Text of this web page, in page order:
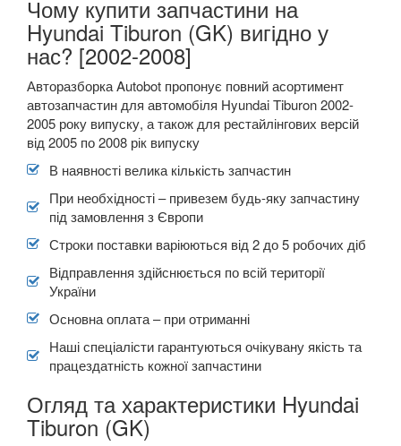
TESLA
TOYOTA
VOLKSWAGEN
VOLVO keyboard_arrow_down
В наявності!
Чому купити запчастини на
Hyundai Tiburon (GK) вигідно у
нас? [2002-2008]
Авторазборка Autobot пропонує повний асортимент
автозапчастин для автомобіля Hyundai Tiburon 2002-
2005 року випуску, а також для рестайлінгових версій
від 2005 по 2008 рік випуску
В наявності велика кількість запчастин
При необхідності – привезем будь-яку запчастину
під замовлення з Європи
Строки поставки варіюються від 2 до 5 робочих діб
Відправлення здійснюється по всій території
України
Основна оплата – при отриманні
Наші спеціалісти гарантуються очікувану якість та
працездатність кожної запчастини
Огляд та характеристики Hyundai
Tiburon (GK)